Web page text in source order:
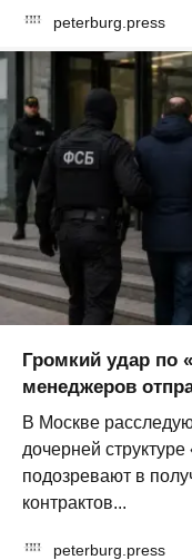
peterburg.press
Громкий удар по
менеджеров
В Москве
дочерней
подозревают в
контрактов...
peterburg.press